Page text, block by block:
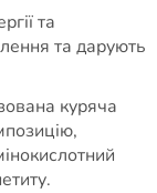
та
та дарують
куряча